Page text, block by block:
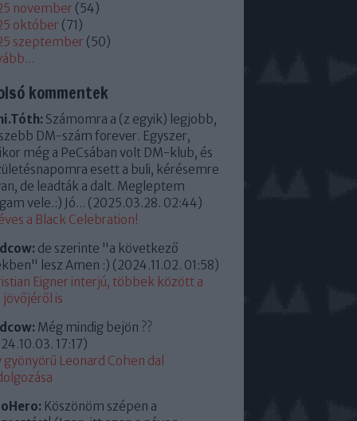
november (54)
október (71)
szeptember (50)
...
kommentek
Számomra a (z egyik) legjobb,
DM-szám forever. Egyszer,
még a PeCsában volt DM-klub, és
esett a buli, kérésemre
de leadták a dalt. Megleptem
vele.:) Jó... (2025.03.28. 02:44)
a Black Celebration!
de szerinte "a következő
lesz Amen :) (2024.11.02. 01:58)
Eigner interjú, többek között a
jövőjéről is
Még mindig bejön ??
17:17)
gyönyörű Leonard Cohen dal
Köszönöm szépen a